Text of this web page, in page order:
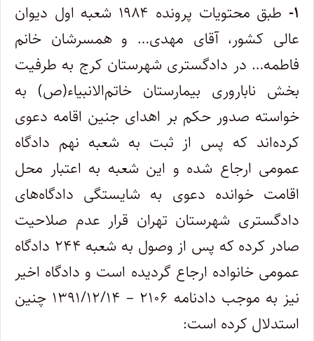
۱-
طبق محتویات پرونده ۱۹۸۴ شعبه اول دیوان
‌عالی‌ کشور، آقای مهدی… و همسرشان خانم
‌فاطمه‌… در دادگستری شهرستان کرج به طرفیت
بخش ناباروری بیمارستان خاتم‌الانبیاء(ص) به
خواسته صدور حکم بر اهدای جنین اقامه دعوی
کرده‌اند که پس از ثبت به شعبه نهم دادگاه
عمومی ارجاع شده و این شعبه به اعتبار محل
اقامت خوانده دعوی به شایستگی دادگاه‌های
دادگستری شهرستان تهران قرار عدم صلاحیت
صادر کرده که پس از وصول به شعبه ۲۴۴ دادگاه
عمومی خانواده ارجاع گردیده است و دادگاه اخیر
نیز به موجب دادنامه ۲۱۰۶ – ۱۳۹۱/۱۲/۱۴ چنین
استدلال کرده است: